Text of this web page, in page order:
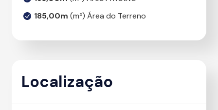
185,00m (m²) Área do Terreno
Localização